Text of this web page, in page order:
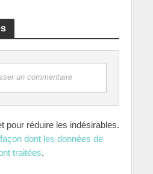
un commentaire
pour réduire les indésirables.
dont les données de
traitées.